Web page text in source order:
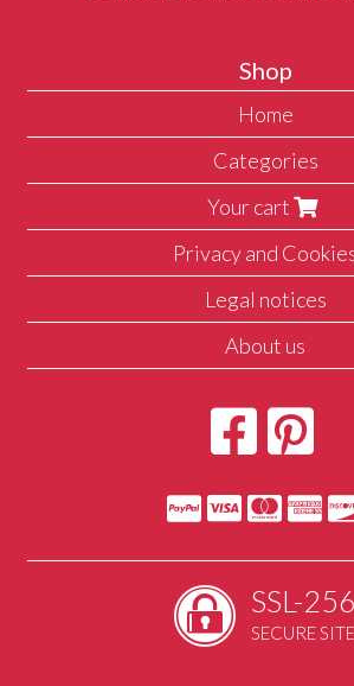
Shop
Home
Categories
Your cart
Privacy and
Legal notices
About us
SSL-256
SECURE SITE